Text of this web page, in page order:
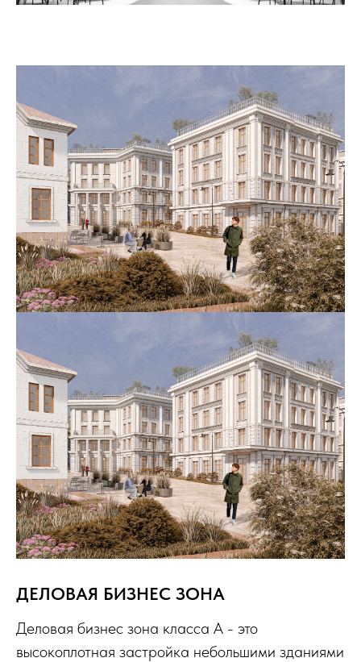
ДЕЛОВАЯ БИЗНЕС ЗОНА
Деловая бизнес зона класса А - это
высокоплотная застройка небольшими зданиями